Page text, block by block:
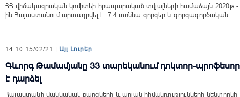
ՀՀ վիճակագրական կոմիտեի հրապարակած տվյալների համաձայն 2020թ.-
ին Հայաստանում արտադրվել է 7.4 տոննա գորգեր և գորգագործական…
14:10 15/02/21 | Այլ Լուրեր
Գևորգ Թամամյանը 33 տարեկանում դոկտոր-պրոֆեսոր
է դարձել
Հայաստանի մանկական քաղցկեղի և արյան հիվանդությունների կենտրոնի